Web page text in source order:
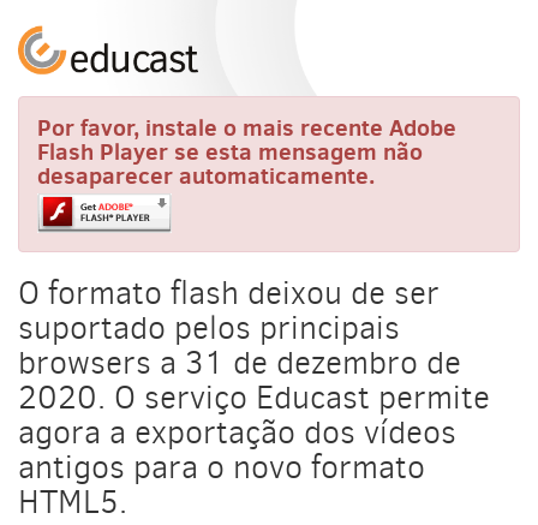
Por favor, instale o mais recente Adobe
Flash Player se esta mensagem não
desaparecer automaticamente.
O formato flash deixou de ser
suportado pelos principais
browsers a 31 de dezembro de
2020. O serviço Educast permite
agora a exportação dos vídeos
antigos para o novo formato
HTML5.